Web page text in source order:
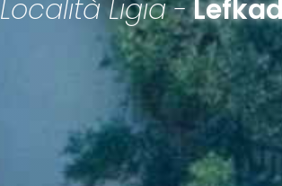
Località Ligia -